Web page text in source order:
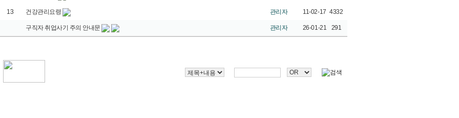
13 건강관리요령 관리자 11-02-17 4332
구직자 취업사기 주의 안내문 관리자 26-01-21 291